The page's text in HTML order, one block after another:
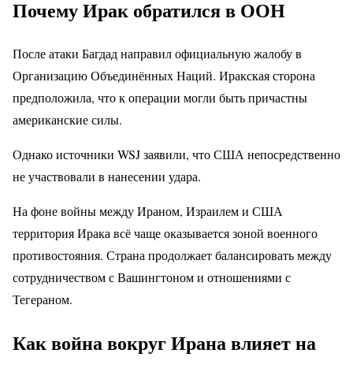
Почему Ирак обратился в ООН
После атаки Багдад направил официальную жалобу в
Организацию Объединённых Наций. Иракская сторона
предположила, что к операции могли быть причастны
американские силы.
Однако источники WSJ заявили, что США непосредственно
не участвовали в нанесении удара.
На фоне войны между Ираном, Израилем и США
территория Ирака всё чаще оказывается зоной военного
противостояния. Страна продолжает балансировать между
сотрудничеством с Вашингтоном и отношениями с
Тегераном.
Как война вокруг Ирана влияет на